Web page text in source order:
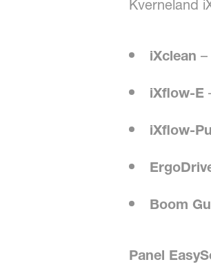
Kverneland
iXclean
iXflow-E
iXflow-
Boom
Panel